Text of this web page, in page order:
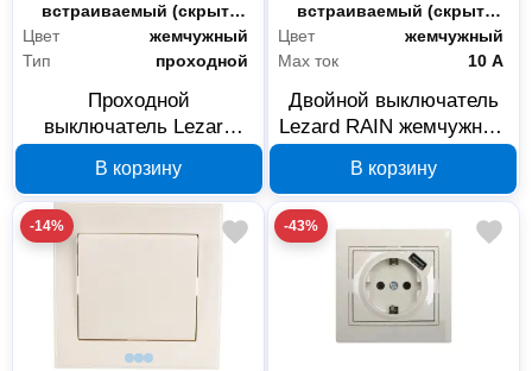
Электрика и свет 1739
Аксессуары и комплектующие
Разветвители и адаптеры 2
Розетки и выключатели 1608
Светильники
Сетевые удлинители
Монтаж
встраиваемый (скрытый)
Цвет
жемчужный
Тип
проходной
Проходной
выключатель Lezard
703-3030-105
В корзину
Монтаж
встраиваемый (скрытый)
Цвет
жемчужный
Max ток
10 А
Двойной выключатель
Lezard RAIN жемчужный
В корзину
-14% -43%